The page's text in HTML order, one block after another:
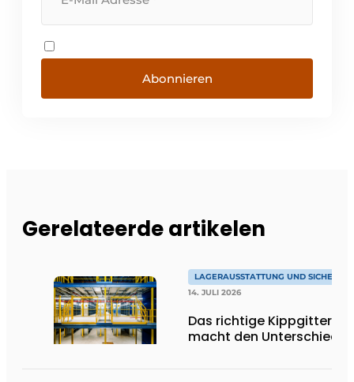
Abonnieren
Gerelateerde artikelen
LAGERAUSSTATTUNG UND
14. JULI 2026
Das richtige Kippgitter
macht den Unterschied